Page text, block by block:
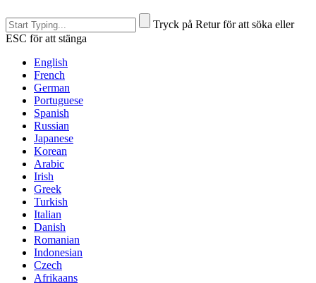
Tryck på Retur för att söka eller
ESC för att stänga
English
French
German
Portuguese
Spanish
Russian
Japanese
Korean
Arabic
Irish
Greek
Turkish
Italian
Danish
Romanian
Indonesian
Czech
Afrikaans